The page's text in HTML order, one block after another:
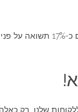
שלנו רק